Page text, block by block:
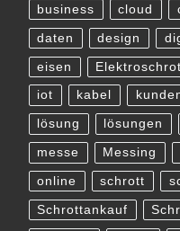
business cloud
daten design
eisen
iot kabel
lösung lösungen
messe Messing
online schrott
Schrottankauf